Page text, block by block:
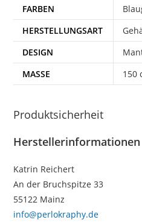
FARBEN
HERSTELLUNGSART
DESIGN
MASSE
150
Produktsicherheit
Herstellerinformationen
Katrin Reichert
An der Bruchspitze 33
55122 Mainz
info@perlokraphy.de